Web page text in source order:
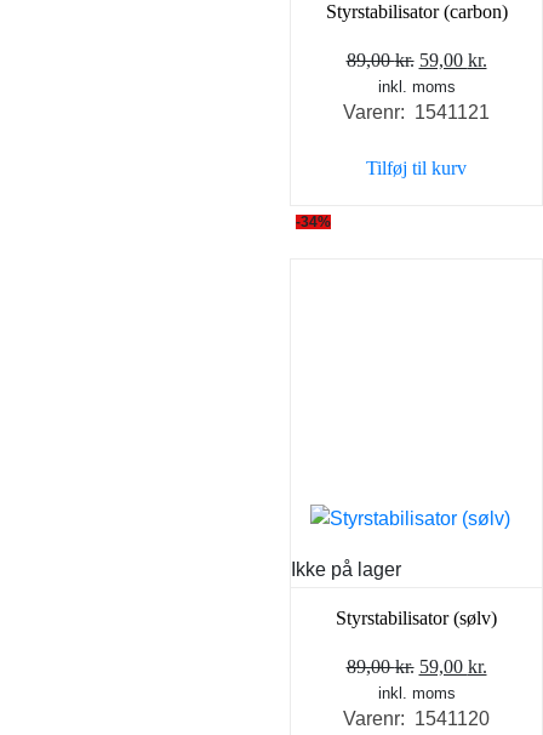
Styrstabilisator (carbon)
89,00kr. Den
oprindelige
pris
89,00 kr..
59,00 kr.Den
pris
inkl. moms
Varenr: 1541121
Tilføj til kurv
-34%
Ikke på lager
Styrstabilisator (sølv)
89,00kr. Den
oprindelige
pris
59,00 kr.
pris
inkl. moms
Varenr: 1541120